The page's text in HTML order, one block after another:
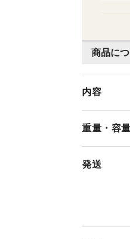
商品に
内容
重量・ 容量
発送